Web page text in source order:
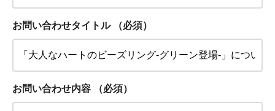
お問い合わせタイトル （必須）
お問い合わせ内容 （必須）